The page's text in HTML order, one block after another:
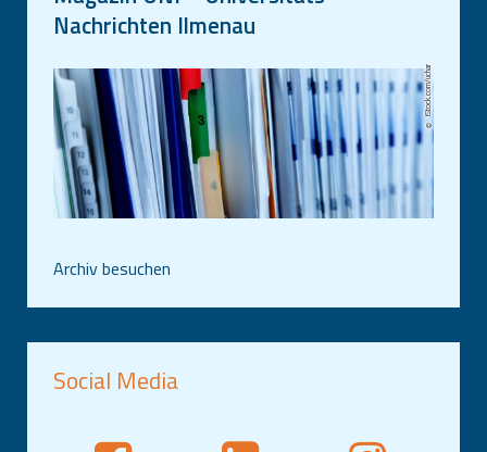
Nachrichten Ilmenau
iStock.com/uchar
Archiv besuchen
Social Media